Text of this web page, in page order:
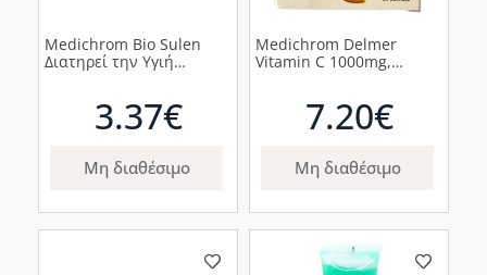
Medichrom Bio Sulen
Διατηρεί την Υγιή
διασπειρόμενα
3.37€
Μη διαθέσιμο
Medichrom Delmer
Vitamin C 1000mg,
7.20€
Μη διαθέσιμο